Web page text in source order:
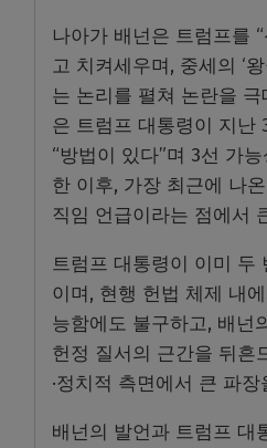
나아가 배넌은 트럼프를
고 치켜세우며, 중세의 ‘
는 논리를 펼쳐 논란을
은 트럼프 대통령이 지난
“방법이 있다”며 3선 가
한 이후, 가장 최근에 나
직임 언급이라는 점에서
트럼프 대통령이 이미 두
이며, 현행 헌법 체제 내
능함에도 불구하고, 배넌
헌정 질서의 근간을 뒤흔
·정치적 측면에서 큰 파
배넌의 발언과 트럼프 대